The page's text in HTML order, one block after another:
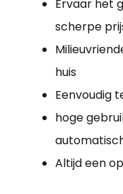
Ervaar het
scherpe
huis
Eenvoudig
hoge
Altijd een